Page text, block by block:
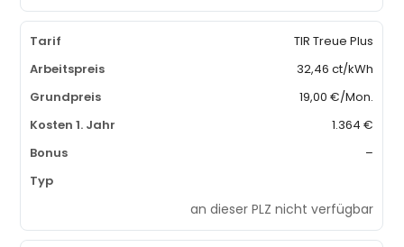
TIR Treue Plus
32,46 ct/kWh
19,00 €/Mon.
1.364 €
–
an dieser PLZ nicht verfügbar